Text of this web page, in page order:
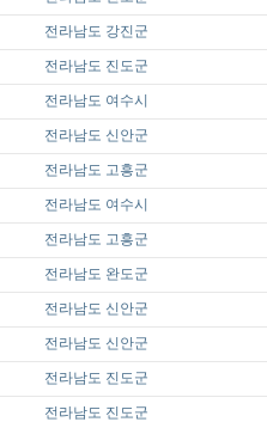
전라남도 강진군
전라남도 진도군
전라남도 여수시
전라남도 신안군
전라남도 고흥군
전라남도 여수시
전라남도 고흥군
전라남도 완도군
전라남도 신안군
전라남도 신안군
전라남도 진도군
전라남도 진도군